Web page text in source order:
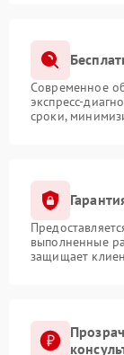
Современное
экспресс-
сроки,
выполненные
защищает